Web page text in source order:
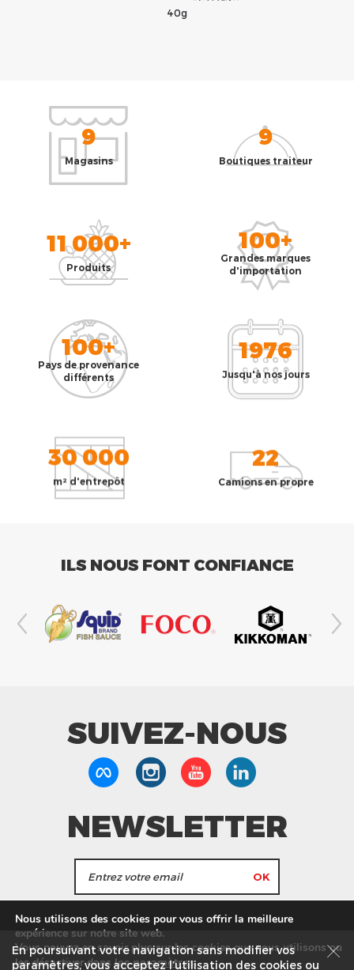
40g
9
Magasins
9
Boutiques traiteur
11 000+
Produits
100+
Grandes marques
d'importation
100+
Pays de provenance
différents
1976
Jusqu'à nos jours
30 000
m² d'entrepôt
22
Camions en propre
ILS NOUS FONT CONFIANCE
SUIVEZ-NOUS
NEWSLETTER
J'accepte de recevoir les actualités et les
informations de Tang Frères.
Nos Magasins Service commercial Recrutement
En poursuivant votre navigation sans modifier vos
paramètres, vous acceptez l’utilisation des cookies ou
Nous utilisons des cookies pour vous offrir la meilleure
expérience sur notre site web.
Vous pouvez en savoir plus sur les cookies que nous utilisons ou
les désactiver dans lesparamètres.